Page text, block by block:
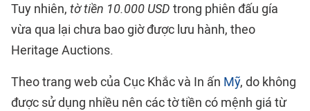
Tuy nhiên, tờ tiền 10.000 USD trong phiên đấu gía
vừa qua lại chưa bao giờ được lưu hành, theo
Heritage Auctions.
Theo trang web của Cục Khắc và In ấn Mỹ, do không
được sử dụng nhiều nên các tờ tiền có mệnh giá từ